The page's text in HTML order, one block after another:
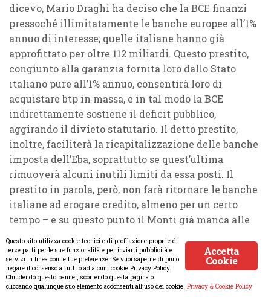
dicevo, Mario Draghi ha deciso che la BCE finanzi
pressoché illimitatamente le banche europee all’1%
annuo di interesse; quelle italiane hanno già
approfittato per oltre 112 miliardi. Questo prestito,
congiunto alla garanzia fornita loro dallo Stato
italiano pure all’1% annuo, consentirà loro di
acquistare btp in massa, e in tal modo la BCE
indirettamente sostiene il deficit pubblico,
aggirando il divieto statutario. Il detto prestito,
inoltre, faciliterà la ricapitalizzazione delle banche
imposta dell’Eba, soprattutto se quest’ultima
rimuoverà alcuni inutili limiti da essa posti. Il
prestito in parola, però, non farà ritornare le banche
italiane ad erogare credito, almeno per un certo
tempo – e su questo punto il Monti già manca alle
governatore Visco, nell’intervista al Sole del 24.12,
appare disconnesso dalla realtà o preda di un raptus
consolatorio – perché le banche dovranno usarlo
Accetta
Cookie
Questo sito utilizza cookie tecnici e di profilazione propri e di
terze parti per le sue funzionalità e per inviarti pubblicità e
servizi in linea con le tue preferenze. Se vuoi saperne di più o
negare il consenso a tutti o ad alcuni cookie Privacy Policy.
Chiudendo questo banner, scorrendo questa pagina o
cliccando qualunque suo elemento acconsenti all’uso dei cookie. Privacy & Cookie Policy